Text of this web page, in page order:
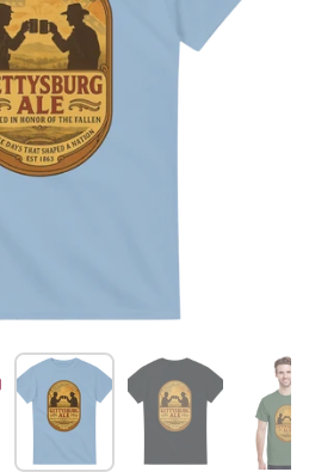
2 Show slide 3 Show slide 4